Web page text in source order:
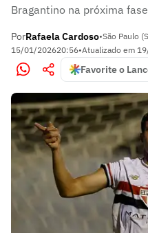
Bragantino na próxima fase
PorRafaela Cardoso•São Paulo
15/01/202620:56•Atualizado em
Favorite o